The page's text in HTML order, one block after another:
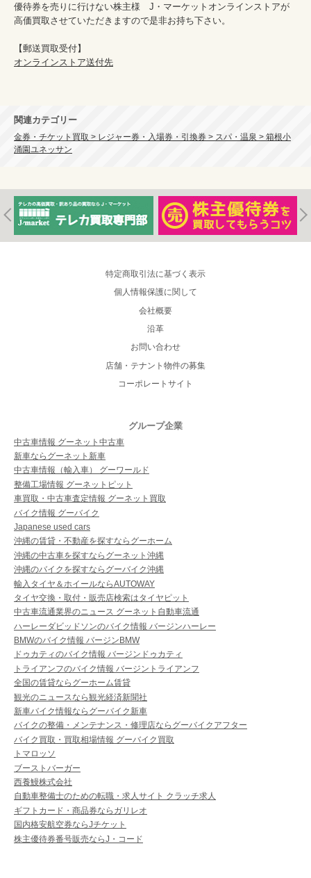
優待券を売りに行けない株主様　J・マーケットオンラインストアが
高価買取させていただきますので是非お持ち下さい。
オンラインストア送付先
関連カテゴリー
金券・チケット買取 > レジャー券・入場券・引換券 > スパ・温泉 > 箱根小
涌園ユネッサン
特定商取引法に基づく表示
個人情報保護に関して
会社概要
沿革
お問い合わせ
店舗・テナント物件の募集
コーポレートサイト
グループ企業
中古車情報 グーネット中古車
新車ならグーネット新車
中古車情報（輸入車） グーワールド
整備工場情報 グーネットピット
車買取・中古車査定情報 グーネット買取
バイク情報 グーバイク
Japanese used cars
沖縄の賃貸・不動産を探すならグーホーム
沖縄の中古車を探すならグーネット沖縄
沖縄のバイクを探すならグーバイク沖縄
輸入タイヤ＆ホイールならAUTOWAY
タイヤ交換・取付・販売店検索はタイヤピット
中古車流通業界のニュース グーネット自動車流通
ハーレーダビッドソンのバイク情報 バージンハーレー
BMWのバイク情報 バージンBMW
ドゥカティのバイク情報 バージンドゥカティ
トライアンフのバイク情報 バージントライアンフ
全国の賃貸ならグーホーム賃貸
観光のニュースなら観光経済新聞社
新車バイク情報ならグーバイク新車
バイクの整備・メンテナンス・修理店ならグーバイクアフター
バイク買取・買取相場情報 グーバイク買取
トマロッソ
ブーストバーガー
西養鰻株式会社
自動車整備士のための転職・求人サイト クラッチ求人
ギフトカード・商品券ならガリレオ
国内格安航空券ならJチケット
株主優待券番号販売ならJ・コード